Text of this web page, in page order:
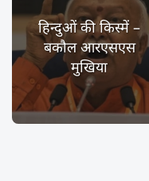
हिन्दुओं की किस्में –
बकौल आरएसएस
मुखिया